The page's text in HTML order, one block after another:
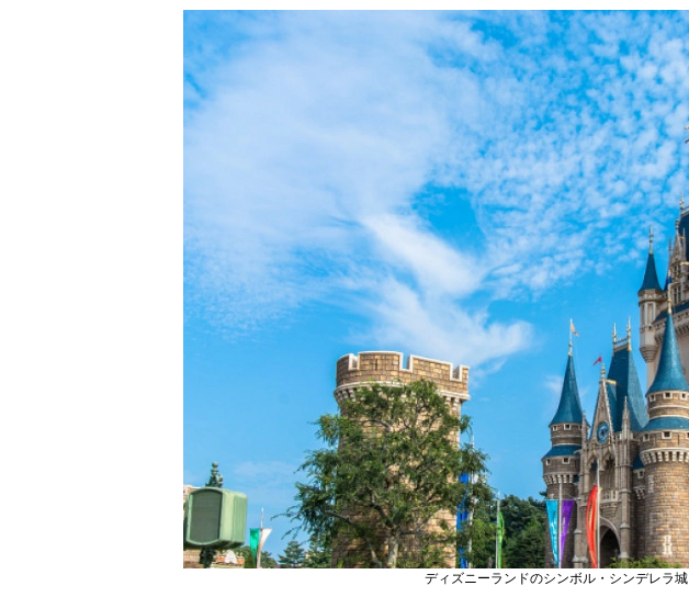
ディズニーランドのシンボル・シンデレラ城